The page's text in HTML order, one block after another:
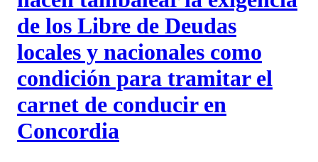
de los Libre de Deudas
locales y nacionales como
condición para tramitar el
carnet de conducir en
Concordia